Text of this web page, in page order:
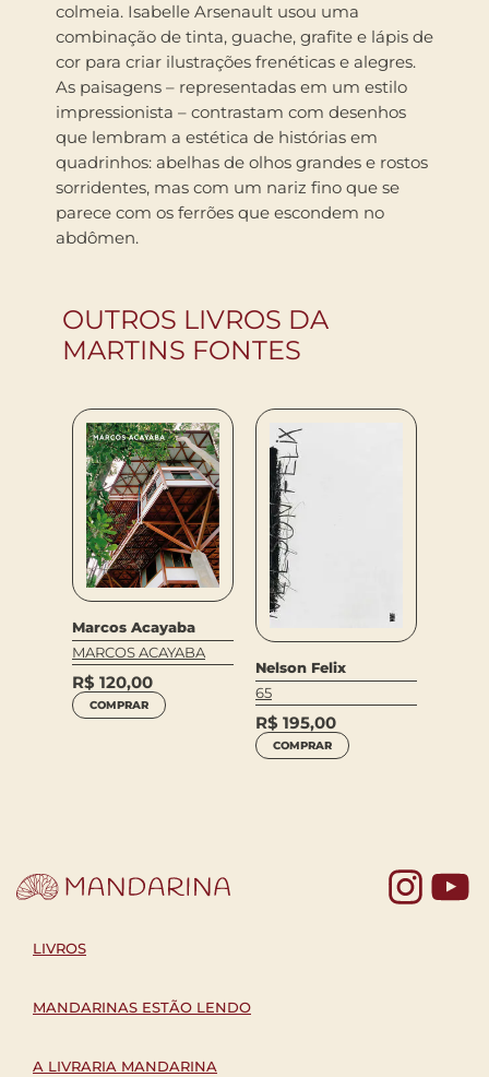
colmeia. Isabelle Arsenault usou uma
combinação de tinta, guache, grafite e lápis de
cor para criar ilustrações frenéticas e alegres.
As paisagens – representadas em um estilo
impressionista – contrastam com desenhos
que lembram a estética de histórias em
quadrinhos: abelhas de olhos grandes e rostos
sorridentes, mas com um nariz fino que se
parece com os ferrões que escondem no
abdômen.
OUTROS LIVROS DA
MARTINS FONTES
Marcos Acayaba
MARCOS ACAYABA
R$ 120,00
COMPRAR
Nelson Felix
65
R$ 195,00
COMPRAR
LIVROS
MANDARINAS ESTÃO LENDO
A LIVRARIA MANDARINA